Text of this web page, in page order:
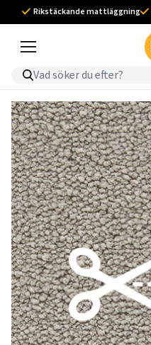
Rikstäckande mattläggning